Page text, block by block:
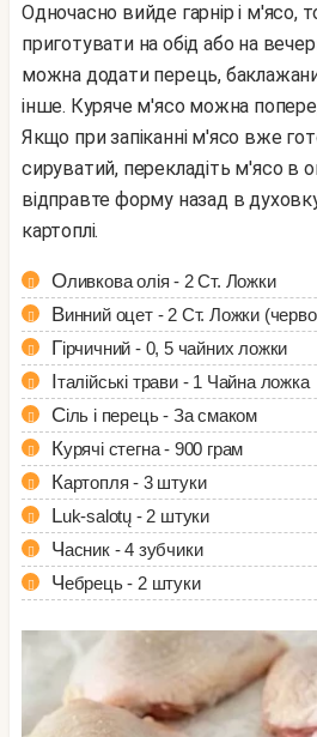
Одночасно вийде гарнір і м'ясо, тому блюдо зручно
приготувати на обід або на
можна додати перець,
інше. Куряче м'ясо можна
Якщо при запіканні м'ясо вже
сируватий, перекладіть м'ясо в
відправте форму назад в
картоплі.
Оливкова олія - 2 Ст. Ложки
Винний оцет - 2 Ст. Ложки
Гірчичний - 0, 5 чайних ложки
Італійські трави - 1 Чайна ложка
Сіль і перець - За смаком
Курячі стегна - 900 грам
Картопля - 3 штуки
Luk-salotų - 2 штуки
Часник - 4 зубчики
Чебрець - 2 штуки